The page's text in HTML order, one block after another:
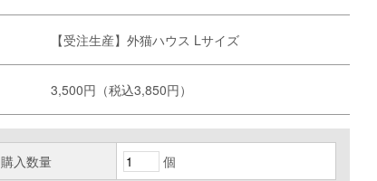
【受注生産】外猫ハウス Lサイズ
3,500円（税込3,850円）
購入数量 個